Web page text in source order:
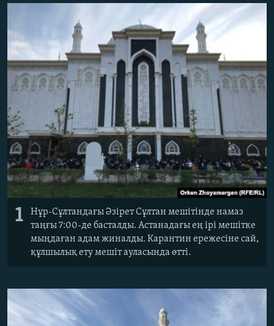
Басқа тілдерде
1
Нұр-Сұлтандағы Әзірет Сұлтан мешітінде намаз
таңғы 7:00-де басталды. Астанадағы ең ірі мешітке
мыңдаған адам жиналды. Карантин ережесіне сай,
құлшылық ету мешіт ауласында өтті.